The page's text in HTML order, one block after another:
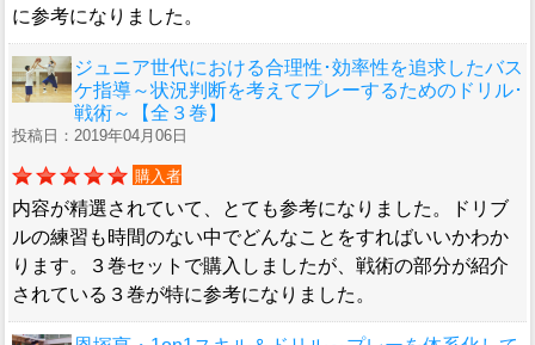
に参考になりました。
ジュニア世代における合理性･効率性を追求したバス
ケ指導～状況判断を考えてプレーするためのドリル･
戦術～【全３巻】
投稿日：2019年04月06日
購入者
内容が精選されていて、とても参考になりました。ドリブ
ルの練習も時間のない中でどんなことをすればいいかわか
ります。３巻セットで購入しましたが、戦術の部分が紹介
されている３巻が特に参考になりました。